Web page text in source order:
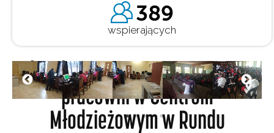
389
wspierających
Zakup komputerów i wyposażenie
pracowni w Centrum
Młodzieżowym w Rundu